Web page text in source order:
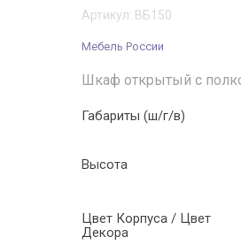
Артикул: ВБ150
Мебель России
Шкаф открытый с
Габариты (ш/г/в)
Высота
Цвет Корпуса / Цвет
Декора